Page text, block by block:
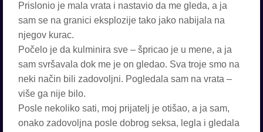
Prislonio je mala vrata i nastavio da me gleda, a ja
sam se na granici eksplozije tako jako nabijala na
njegov kurac.
Počelo je da kulminira sve – špricao je u mene, a ja
sam svršavala dok me je on gledao. Sva troje smo na
neki način bili zadovoljni. Pogledala sam na vrata –
više ga nije bilo.
Posle nekoliko sati, moj prijatelj je otišao, a ja sam,
onako zadovoljna posle dobrog seksa, legla i gledala